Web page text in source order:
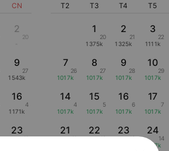
CN
2
20
9
27
1543k
16
4
1171k
23
11
T2 T3 T4 T5
1
20
1375k
2
21
1325k
3
22
1111k
7
26
1017k
8
27
1017k
9
28
1017k
10
29
1017k
14
4
1017k
15
5
1017k
16
6
1017k
17
7
1017k
21
11
22
12
23
13
24
14
1017k